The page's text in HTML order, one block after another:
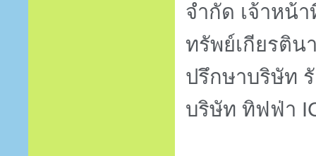
จำกัด เจ้าหน้
ทรัพย์เกียรติน
ปรึกษาบริษัท
บริษัท ทิฟฟ่า